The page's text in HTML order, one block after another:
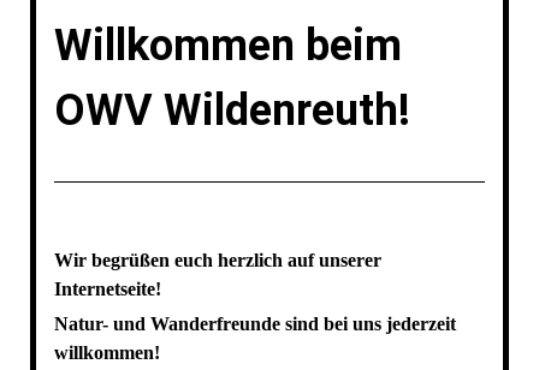
Willkommen beim
OWV Wildenreuth!
Wir begrüßen euch herzlich auf unserer
Internetseite!
Natur- und Wanderfreunde sind bei uns jederzeit
willkommen!